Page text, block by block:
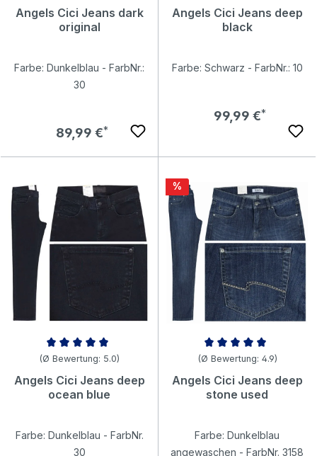
Angels Cici Jeans dark
original
Farbe: Dunkelblau - FarbNr.:
30
Regulärer Preis:
89,99 €
Angels Cici Jeans deep
black
Farbe: Schwarz - FarbNr.: 10
Regulärer Preis:
99,99 €
Durchschnittliche Bewertung von 5 von 5 Sternen
(Ø Bewertung: 5.0)
Angels Cici Jeans deep
ocean blue
Farbe: Dunkelblau - FarbNr.
30
Rabatt
%
Durchschnittliche Bewertung
(Ø Bewertung: 4.9)
Angels Cici Jeans deep
stone used
Farbe: Dunkelblau
angewaschen - FarbNr. 3158